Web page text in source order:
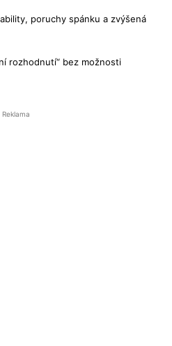
poruchy spánku a zvýšená
rozhodnutí“ bez možnosti
Reklama